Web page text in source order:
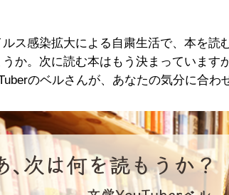
ス感染拡大による自粛生活で、本を読
うか。次に読む本はもう決まっていま
のベルさんが、あなたの気分に合わ